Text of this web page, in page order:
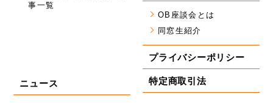
事一覧
OB座談会とは
同窓生紹介
プライバシーポリシー
特定商取引法
ニュース